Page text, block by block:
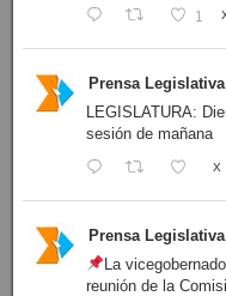
1
Prensa Legislativa
LEGISLATURA:
sesión de mañana
X
Prensa Legislativa
La
reunión de la